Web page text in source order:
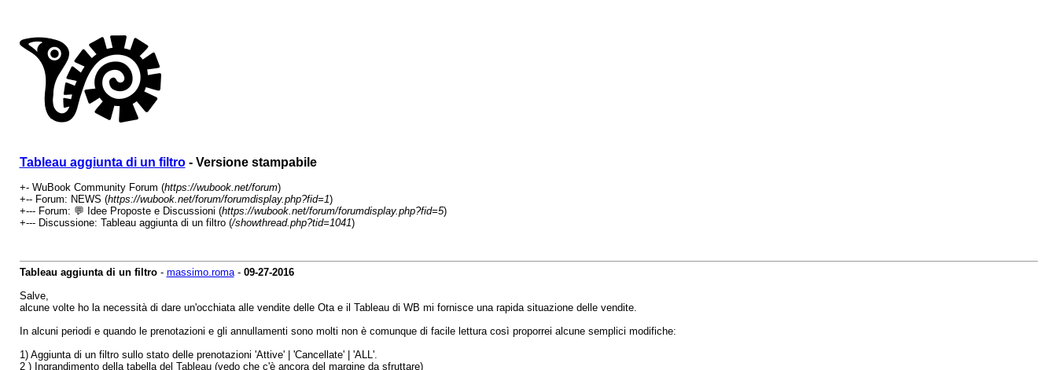
Tableau aggiunta di un filtro- Versione stampabile
+- WuBook Community Forum (https://wubook.net/forum)
+-- Forum: NEWS (https://wubook.net/forum/forumdisplay.php?fid=1)
+--- Forum: 💬 Idee Proposte e Discussioni (https://wubook.net/forum/forumdisplay.php?fid=5)
+--- Discussione: Tableau aggiunta di un filtro (/showthread.php?tid=1041)
Tableau aggiunta di un filtro- massimo.roma- 09-27-2016
Salve,
alcune volte ho la necessità di dare un'occhiata alle vendite delle Ota e il Tableau di WB mi fornisce una rapida situazione delle vendite.
In alcuni periodi e quando le prenotazioni e gli annullamenti sono molti non è comunque di facile lettura così proporrei alcune semplici modifiche:
1) Aggiunta di un filtro sullo stato delle prenotazioni 'Attive' | 'Cancellate' | 'ALL'.
2 ) Ingrandimento della tabella del Tableau (vedo che c'è ancora del margine da sfruttare)